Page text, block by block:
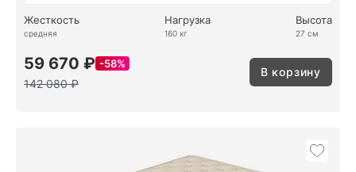
Жесткость
средняя
Нагрузка
160 кг
Высота
27 см
59 670 ₽ 58%
142 080 ₽
В корзину